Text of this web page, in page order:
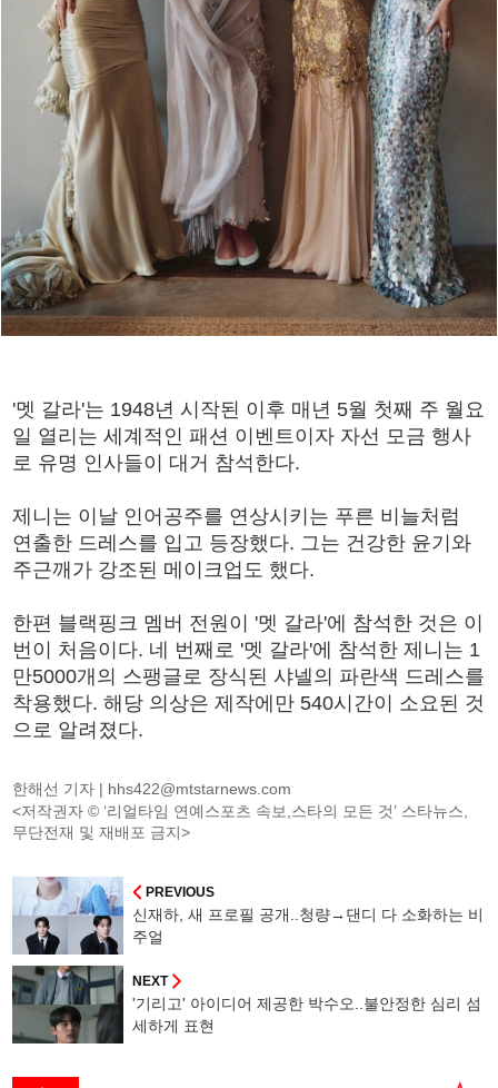
'멧 갈라'는 1948년 시작된 이후 매년 5월 첫째 주 월요
일 열리는 세계적인 패션 이벤트이자 자선 모금 행사
로 유명 인사들이 대거 참석한다.
제니는 이날 인어공주를 연상시키는 푸른 비늘처럼
연출한 드레스를 입고 등장했다. 그는 건강한 윤기와
주근깨가 강조된 메이크업도 했다.
한편 블랙핑크 멤버 전원이 '멧 갈라'에 참석한 것은 이
번이 처음이다. 네 번째로 '멧 갈라'에 참석한 제니는 1
만5000개의 스팽글로 장식된 샤넬의 파란색 드레스를
착용했다. 해당 의상은 제작에만 540시간이 소요된 것
으로 알려졌다.
한해선 기자 | hhs422@mtstarnews.com
<저작권자 © ‘리얼타임 연예스포츠 속보,스타의 모든 것’ 스타뉴스,
무단전재 및 재배포 금지>
PREVIOUS
신재하, 새 프로필 공개..청량→댄디 다 소화하는 비
주얼
NEXT
'기리고' 아이디어 제공한 박수오..불안정한 심리 섬
세하게 표현